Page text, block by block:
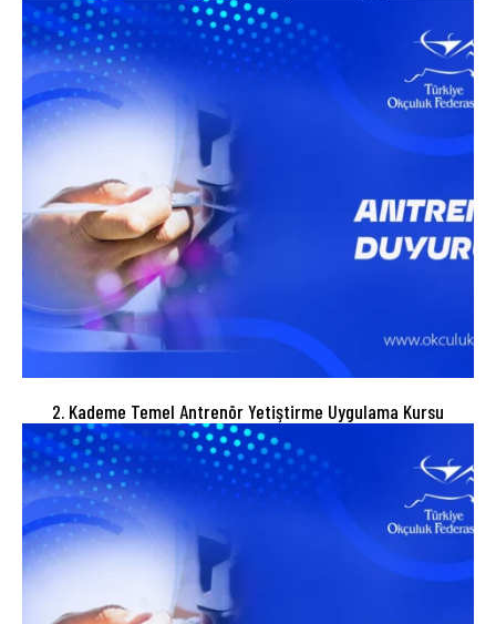
2. Kademe Temel Antrenör Yetiştirme Uygulama Kursu